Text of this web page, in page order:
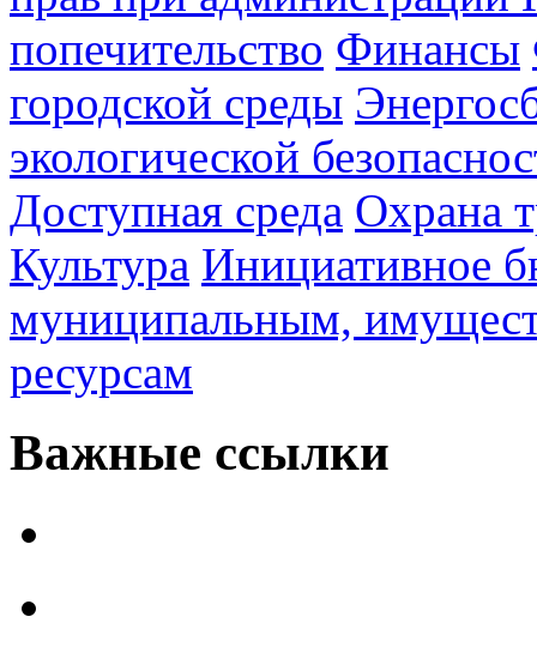
попечительство Финансы
городской среды
экологической
Доступная среда Охрана
Культура Инициативное
муниципальным,
ресурсам
Важные ссылки